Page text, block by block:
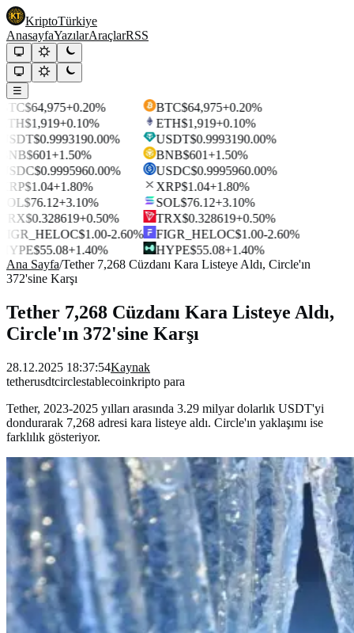
KriptoTürkiye
AnasayfaYazılarAraçlarRSS
☰
$64,975+0.20%
$1,919+0.10%
$0.9993190.00%
$601+1.50%
$0.9995960.00%
$1.04+1.80%
$76.12+3.10%
$0.328619+0.50%
$1.00-2.60%
$55.08+1.40%
BTC$64,975+0.20%
ETH$1,919+0.10%
USDT$0.9993190.00%
BNB$601+1.50%
USDC$0.9995960.00%
XRP$1.04+1.80%
SOL$76.12+3.10%
TRX$0.328619+0.50%
FIGR_HELOC$1.00-2.60%
HYPE$55.08+1.40%
Ana Sayfa/Tether 7,268 Cüzdanı Kara Listeye Aldı, Circle'ın
372'sine Karşı
Tether 7,268 Cüzdanı Kara Listeye Aldı,
Circle'ın 372'sine Karşı
28.12.2025 18:37:54Kaynak
tetherusdtcirclestablecoinkripto para
Tether, 2023-2025 yılları arasında 3.29 milyar dolarlık USDT'yi
dondurarak 7,268 adresi kara listeye aldı. Circle'ın yaklaşımı ise
farklılık gösteriyor.